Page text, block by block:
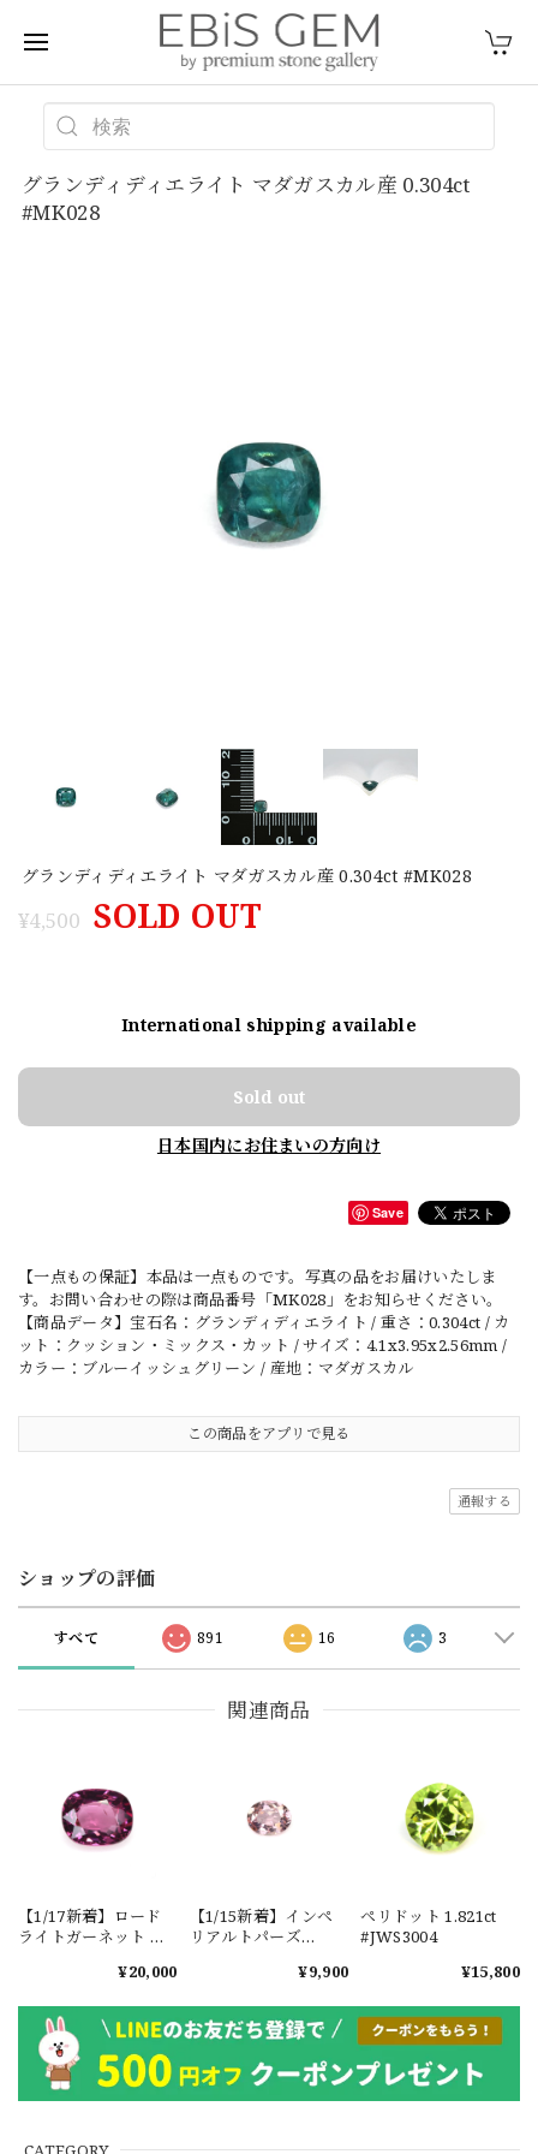
グランディディエライト マダガスカル産 0.304ct
#MK028
グランディディエライト マダガスカル産 0.304ct #MK028
¥4,500 SOLD OUT
International shipping available
Sold out
日本国内にお住まいの方向け
Save
【一点もの保証】本品は一点ものです。写真の品をお届けいたしま
す。お問い合わせの際は商品番号「MK028」をお知らせください。
【商品データ】宝石名：グランディディエライト / 重さ：0.304ct / カ
ット：クッション・ミックス・カット / サイズ：4.1x3.95x2.56mm /
カラー：ブルーイッシュグリーン / 産地：マダガスカル
この商品をアプリで見る
通報する
ショップの評価
すべて 891 16 3
関連商品
【1/17新着】ロード
ライトガーネット タ
1.601ct【ソーティン
¥20,000
【1/15新着】インペ
リアルトパーズ
¥9,900
ペリドット 1.821ct
#JWS3004
¥15,800